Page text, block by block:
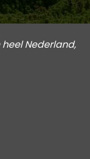
Nederland,